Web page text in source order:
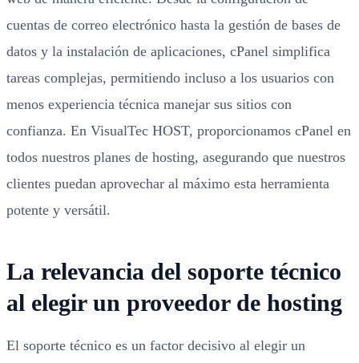
cuentas de correo electrónico hasta la gestión de bases de
datos y la instalación de aplicaciones, cPanel simplifica
tareas complejas, permitiendo incluso a los usuarios con
menos experiencia técnica manejar sus sitios con
confianza. En VisualTec HOST, proporcionamos cPanel en
todos nuestros planes de hosting, asegurando que nuestros
clientes puedan aprovechar al máximo esta herramienta
potente y versátil.
La relevancia del soporte técnico
al elegir un proveedor de hosting
El soporte técnico es un factor decisivo al elegir un